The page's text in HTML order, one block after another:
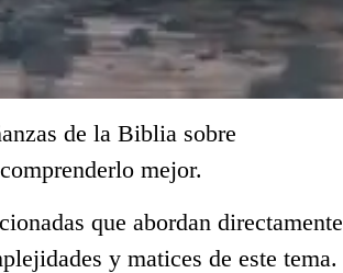
de la Biblia sobre
mejor.
que abordan directamente
y matices de este tema.